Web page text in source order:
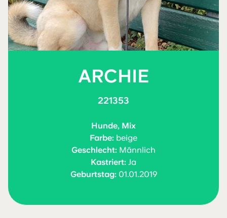
ARCHIE
221353
Hunde, Mix
Farbe: beige
Geschlecht: Männlich
Kastriert: Ja
Geburtstag:01.01.2019